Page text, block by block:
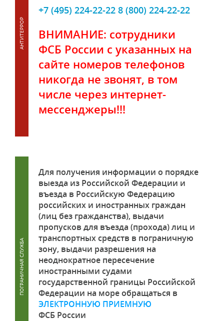
+7 (495) 224-22-22 8 (800) 224-22-22
ВНИМАНИЕ: сотрудники
ФСБ России с указанных на
сайте номеров телефонов
никогда не звонят, в том
числе через интернет-
мессенджеры!!!
Для получения информации о порядке
выезда из Российской Федерации и
въезда в Российскую Федерацию
российских и иностранных граждан
(лиц без гражданства), выдачи
пропусков для въезда (прохода) лиц и
транспортных средств в пограничную
зону, выдачи разрешения на
неоднократное пересечение
иностранными судами
государственной границы Российской
Федерации на море обращаться в
ЭЛЕКТРОННУЮ ПРИЕМНУЮ
ФСБ России